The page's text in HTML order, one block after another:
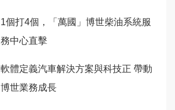
1個打4個，「萬國」博世柴油系統服
務中心直擊
軟體定義汽車解決方案與科技正 帶動
博世業務成長